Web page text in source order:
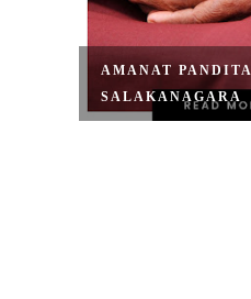
AMANAT PANDITA
SALAKANAGARA